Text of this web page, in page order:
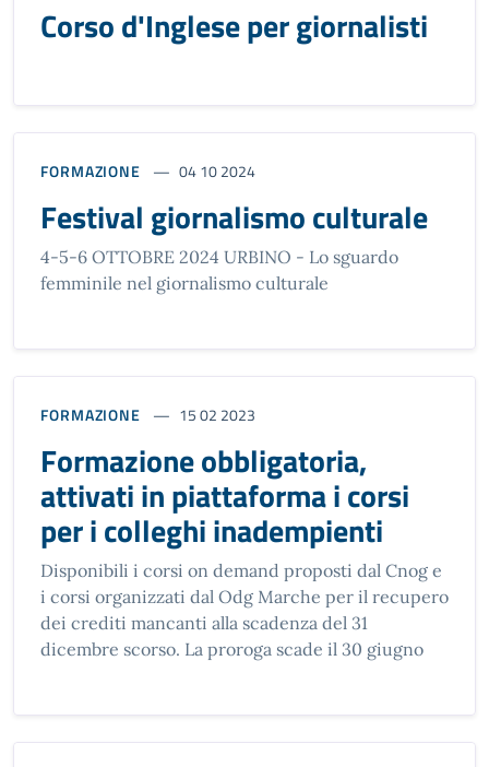
Corso d'Inglese per giornalisti
FORMAZIONE 04 10 2024
Festival giornalismo culturale
4-5-6 OTTOBRE 2024 URBINO - Lo sguardo
femminile nel giornalismo culturale
FORMAZIONE 15 02 2023
Formazione obbligatoria,
attivati in piattaforma i corsi
per i colleghi inadempienti
Disponibili i corsi on demand proposti dal Cnog e
i corsi organizzati dal Odg Marche per il recupero
dei crediti mancanti alla scadenza del 31
dicembre scorso. La proroga scade il 30 giugno